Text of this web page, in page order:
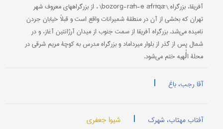
آفریقا، بزرگراه \ bozorg-rāh-e āfrīqā\ ، از بزرگراههای معروف شهر
تهران که بخشی از آن در منطقۀ شمیرانات واقع است و قبلاً خیابان جردن
نامیده می‌شد. بزرگراه آفریقا از سمت جنوب از میدان آرژانتین آغاز، و در
شمال پس از گذر از بلوار میرداماد و بزرگراه مدرس به کوچۀ مریم شرقی در
محلۀ الٰهیه ختم می‌شود.
آقا رجب، باغ |
آفتاب مهتاب، شهرک | شیوا جعفری